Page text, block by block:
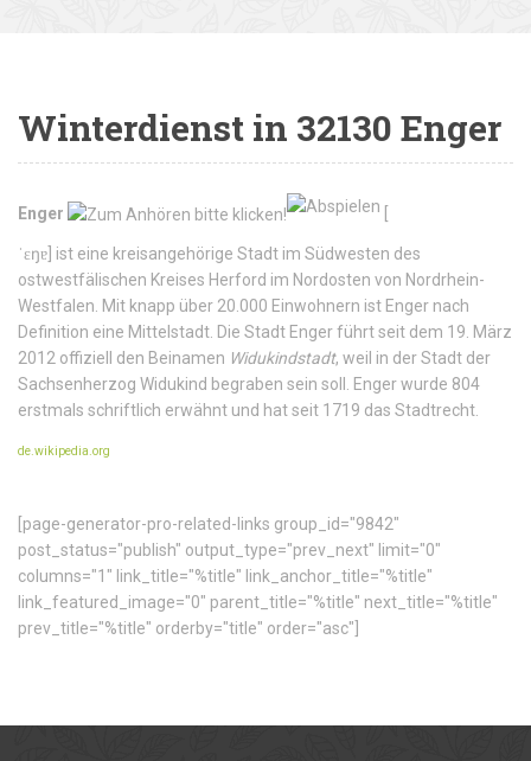
Winterdienst in 32130 Enger
Enger
ˈɛŋɐ ist eine kreisangehörige Stadt im Südwesten des
ostwestfälischen Kreises Herford im Nordosten von Nordrhein-
Westfalen. Mit knapp über 20.000 Einwohnern ist Enger nach
Definition eine Mittelstadt. Die Stadt Enger führt seit dem 19. März
2012 offiziell den Beinamen Widukindstadt, weil in der Stadt der
Sachsenherzog Widukind begraben sein soll. Enger wurde 804
erstmals schriftlich erwähnt und hat seit 1719 das Stadtrecht.
de.wikipedia.org
[page-generator-pro-related-links group_id="9842"
post_status="publish" output_type="prev_next" limit="0"
columns="1" link_title="%title" link_anchor_title="%title"
link_featured_image="0" parent_title="%title" next_title="%title"
prev_title="%title" orderby="title" order="asc"]